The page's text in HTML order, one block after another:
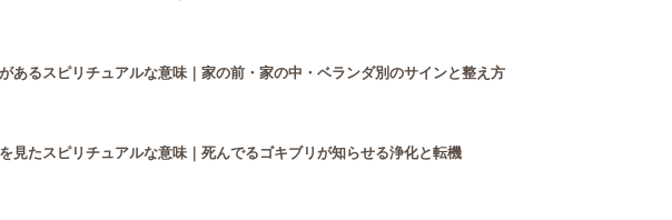
あるスピリチュアルな意味｜家の前・家の中・ベランダ別のサインと整え方
見たスピリチュアルな意味｜死んでるゴキブリが知らせる浄化と転機